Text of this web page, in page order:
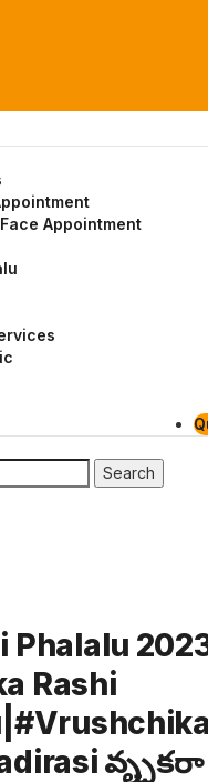
Appointment
Phalalu
Rashi
వృశ్చికరాశి